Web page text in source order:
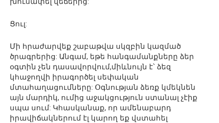
Ցուլ:
Մի հրաժարվեք շաբաթվա սկզբին կազմած
ծրագրերից: Անգամ, եթե հանգամանքները ձեր
օգտին չեն դասավորվում,միևնույն է՝ ձեզ
կհաջողվի իրագործել սեփական
մտահաղացումները: Օգնության ձեռք կմեկնեն
այն մարդիկ, ումից աջակցություն ստանալ չէիք
սպա սում: Կհասկանաք, որ ամենաբարդ
իրավիճակներում էլ կարող եք վստահել